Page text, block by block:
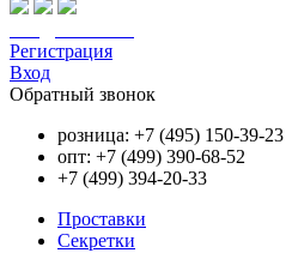
Регистрация
Вход
Обратный звонок
розница: +7 (495) 150-39-23
опт: +7 (499) 390-68-52
+7 (499) 394-20-33
Проставки
Секретки